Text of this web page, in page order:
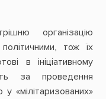
організацію
тож їх
в ініціативному
за проведення
«мілітаризованих»